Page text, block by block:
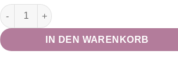
Ballon-Girlande "Elsa's Candy Dream" Menge
IN DEN WARENKORB